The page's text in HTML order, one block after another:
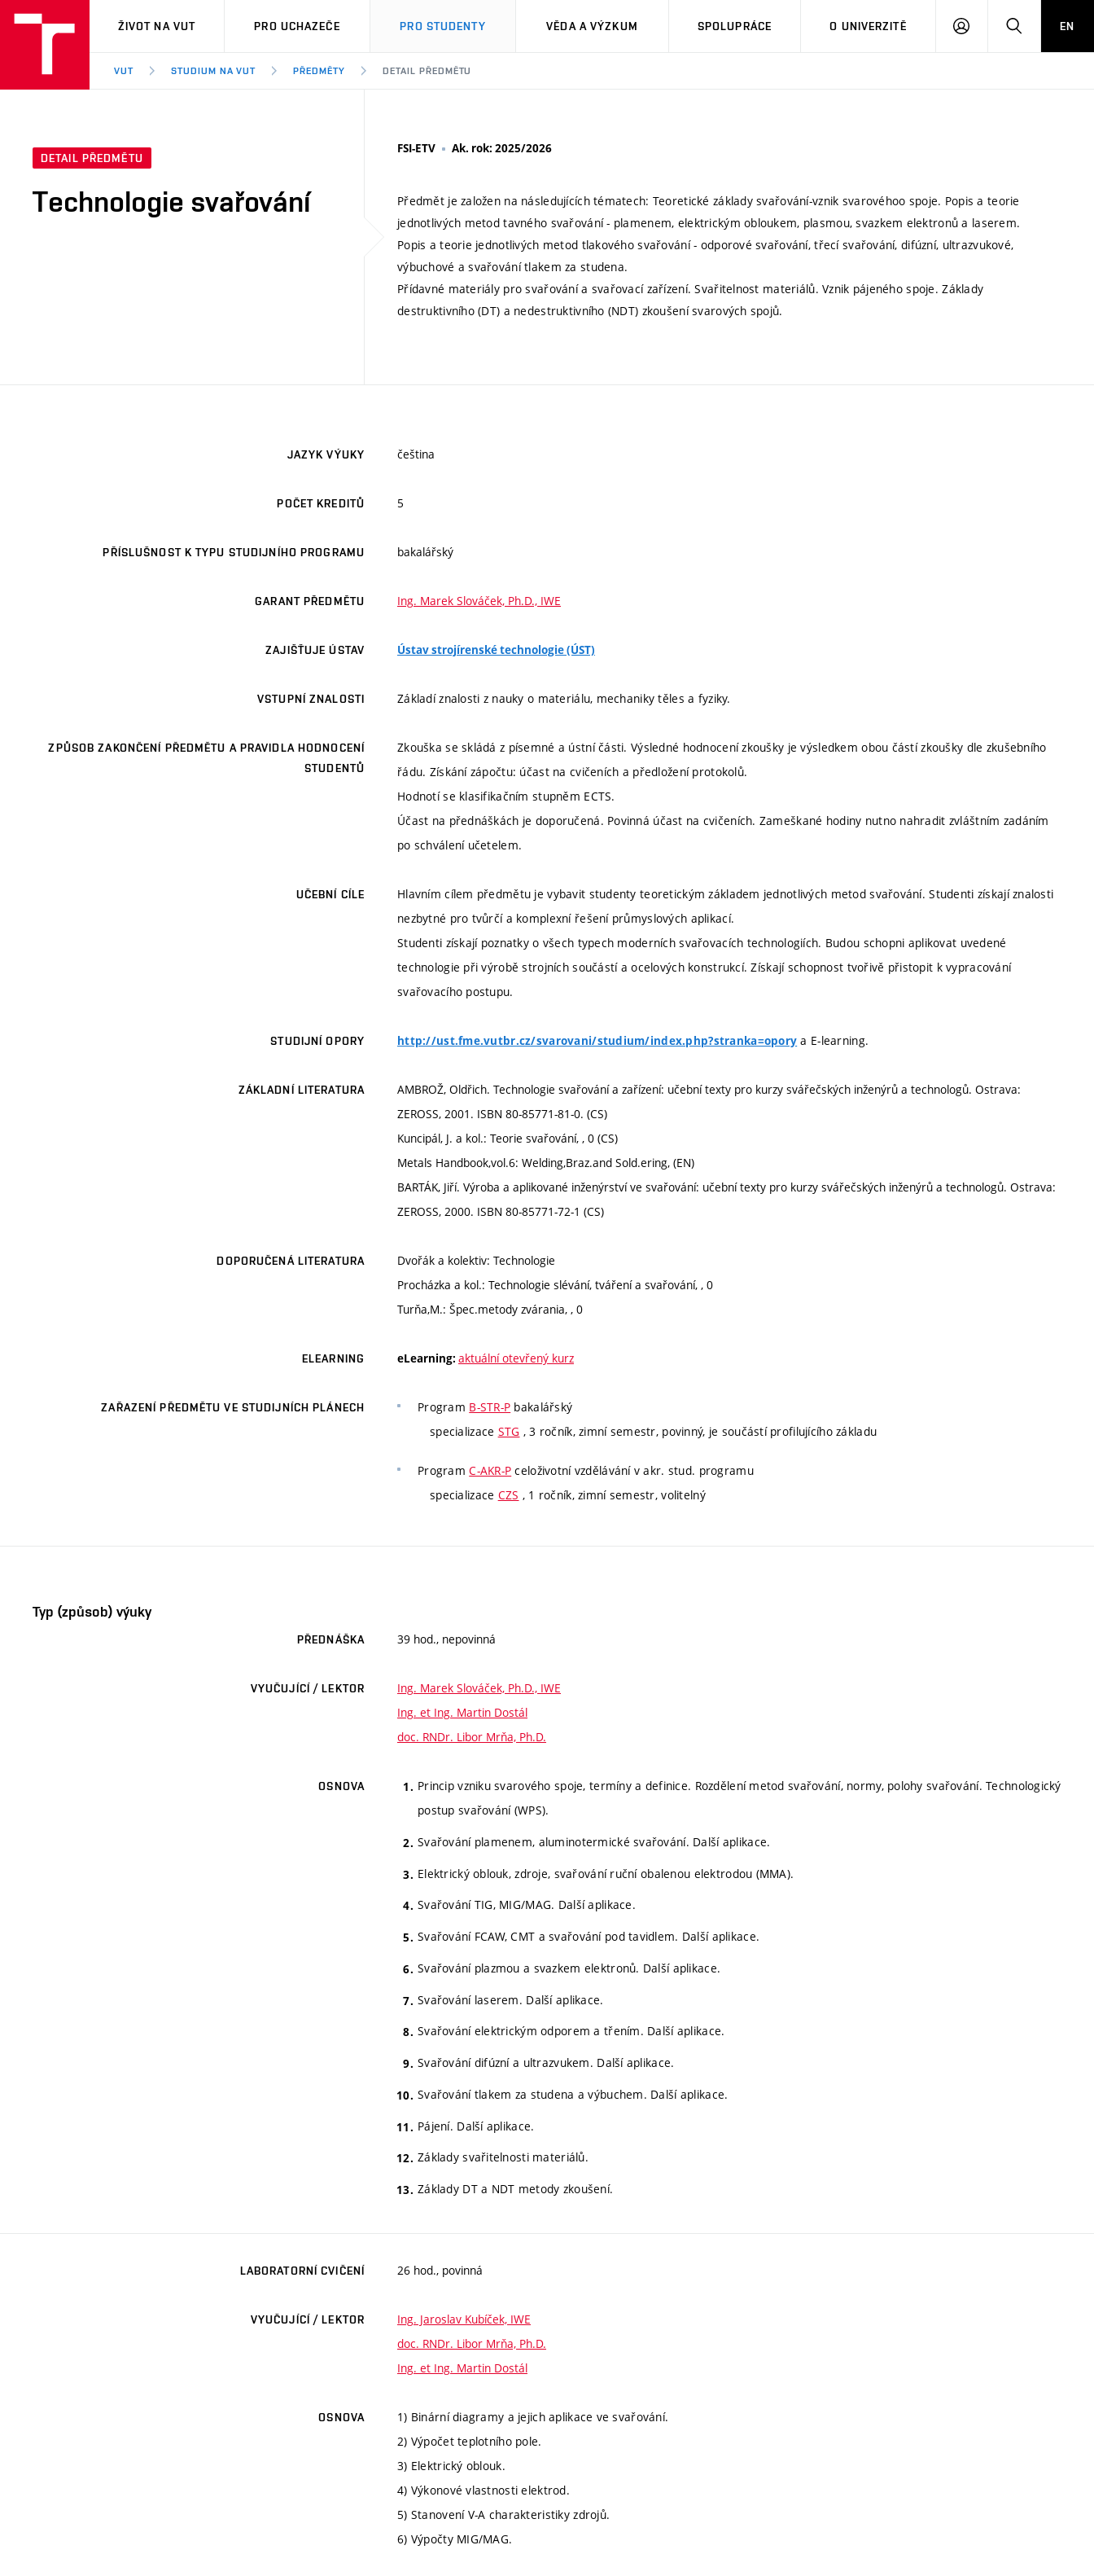
VUT
ŽIVOT NA VUT PRO UCHAZEČE PRO STUDENTY VĚDA A VÝZKUM SPOLUPRÁCE O UNIVERZITĚ
PŘIHLÁSIT HLEDATEN
VUT STUDIUM NA VUT PŘEDMĚTY DETAIL PŘEDMĚTU
DETAIL PŘEDMĚTU
Technologie svařování
FSI-ETV Ak. rok: 2025/2026
Předmět je založen na následujících tématech: Teoretické základy svařování-vznik svarovéhoo spoje. Popis a teorie
jednotlivých metod tavného svařování - plamenem, elektrickým obloukem, plasmou, svazkem elektronů a laserem.
Popis a teorie jednotlivých metod tlakového svařování - odporové svařování, třecí svařování, difúzní, ultrazvukové,
výbuchové a svařování tlakem za studena.
Přídavné materiály pro svařování a svařovací zařízení. Svařitelnost materiálů. Vznik pájeného spoje. Základy
destruktivního (DT) a nedestruktivního (NDT) zkoušení svarových spojů.
JAZYK VÝUKY čeština
POČET KREDITŮ 5
PŘÍSLUŠNOST K TYPU STUDIJNÍHO PROGRAMU bakalářský
GARANT PŘEDMĚTU Ing. Marek Slováček, Ph.D., IWE
ZAJIŠŤUJE ÚSTAV Ústav strojírenské technologie (ÚST)
VSTUPNÍ ZNALOSTI Základí znalosti z nauky o materiálu, mechaniky těles a fyziky.
ZPŮSOB ZAKONČENÍ PŘEDMĚTU A PRAVIDLA HODNOCENÍ
STUDENTŮ
Zkouška se skládá z písemné a ústní části. Výsledné hodnocení zkoušky je výsledkem obou částí zkoušky dle zkušebního
řádu. Získání zápočtu: účast na cvičeních a předložení protokolů.
Hodnotí se klasifikačním stupněm ECTS.
Účast na přednáškách je doporučená. Povinná účast na cvičeních. Zameškané hodiny nutno nahradit zvláštním zadáním
po schválení učetelem.
UČEBNÍ CÍLE
Hlavním cílem předmětu je vybavit studenty teoretickým základem jednotlivých metod svařování. Studenti získají znalosti
nezbytné pro tvůrčí a komplexní řešení průmyslových aplikací.
Studenti získají poznatky o všech typech moderních svařovacích technologiích. Budou schopni aplikovat uvedené
technologie při výrobě strojních součástí a ocelových konstrukcí. Získají schopnost tvořivě přistopit k vypracování
svařovacího postupu.
STUDIJNÍ OPORY http://ust.fme.vutbr.cz/svarovani/studium/index.php?stranka=opory a E-learning.
ZÁKLADNÍ LITERATURA
AMBROŽ, Oldřich. Technologie svařování a zařízení: učební texty pro kurzy svářečských inženýrů a technologů. Ostrava:
ZEROSS, 2001. ISBN 80-85771-81-0. (CS)
Kuncipál, J. a kol.: Teorie svařování, , 0 (CS)
Metals Handbook,vol.6: Welding,Braz.and Sold.ering, (EN)
BARTÁK, Jiří. Výroba a aplikované inženýrství ve svařování: učební texty pro kurzy svářečských inženýrů a technologů. Ostrava:
ZEROSS, 2000. ISBN 80-85771-72-1 (CS)
DOPORUČENÁ LITERATURA
Dvořák a kolektiv: Technologie
Procházka a kol.: Technologie slévání, tváření a svařování, , 0
Turňa,M.: Špec.metody zvárania, , 0
ELEARNING eLearning: aktuální otevřený kurz
ZAŘAZENÍ PŘEDMĚTU VE STUDIJNÍCH PLÁNECH Program B-STR-P bakalářský
specializace STG , 3 ročník, zimní semestr, povinný, je součástí profilujícího základu
ProgramC-AKR-P celoživotní vzdělávání v akr. stud. programu
specializace CZS , 1 ročník, zimní semestr, volitelný
Typ (způsob) výuky
PŘEDNÁŠKA 39 hod., nepovinná
VYUČUJÍCÍ / LEKTOR
Ing. Marek Slováček, Ph.D., IWE
Ing. et Ing. Martin Dostál
doc. RNDr. Libor Mrňa, Ph.D.
OSNOVA
Princip vzniku svarového spoje, termíny a definice. Rozdělení metod svařování, normy, polohy svařování. Technologický
postup svařování (WPS).
Svařování plamenem, aluminotermické svařování. Další aplikace.
Elektrický oblouk, zdroje, svařování ruční obalenou elektrodou (MMA).
Svařování TIG, MIG/MAG. Další aplikace.
Svařování FCAW, CMT a svařování pod tavidlem. Další aplikace.
Svařování plazmou a svazkem elektronů. Další aplikace.
Svařování laserem. Další aplikace.
Svařování elektrickým odporem a třením. Další aplikace.
Svařování difúzní a ultrazvukem. Další aplikace.
Svařování tlakem za studena a výbuchem. Další aplikace.
Pájení. Další aplikace.
Základy svařitelnosti materiálů.
Základy DT a NDT metody zkoušení.
LABORATORNÍ CVIČENÍ 26 hod., povinná
VYUČUJÍCÍ / LEKTOR
Ing. Jaroslav Kubíček, IWE
doc. RNDr. Libor Mrňa, Ph.D.
Ing. et Ing. Martin Dostál
OSNOVA
1) Binární diagramy a jejich aplikace ve svařování.
2) Výpočet teplotního pole.
3) Elektrický oblouk.
4) Výkonové vlastnosti elektrod.
5) Stanovení V-A charakteristiky zdrojů.
6) Výpočty MIG/MAG.